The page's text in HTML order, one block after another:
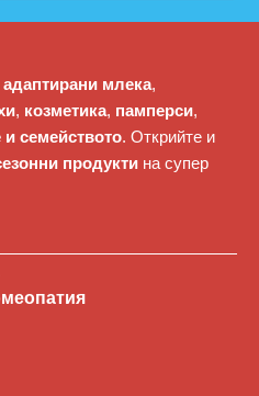
адаптирани млека,
, козметика, памперси,
и семейството. Открийте и
продукти на супер